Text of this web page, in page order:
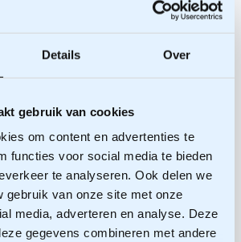
Details Over
gebruik van cookies
om content en advertenties te
functies voor social media te bieden
te analyseren. Ook delen we
gebruik van onze site met onze
media, adverteren en analyse. Deze
gegevens combineren met andere
RVB-omgevingsmanagers
werk en succesverhalen met
anderen daar ook van
‘Bij een kazerneproject in het
ontwikkelden de
goede participatieaanpak. Daar